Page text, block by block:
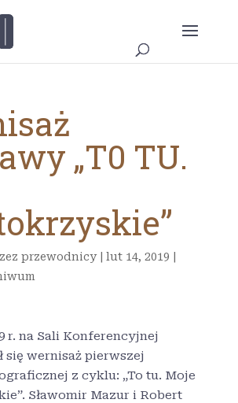
„T0 TU.
przewodnicy| lut 14, 2019
r. na Sali Konferencyjnej
się wernisaż pierwszej
z cyklu: „To tu. Moje
Sławomir Mazur i Robert